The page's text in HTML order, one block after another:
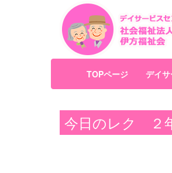
TOPページ デイ
今日のレク ２